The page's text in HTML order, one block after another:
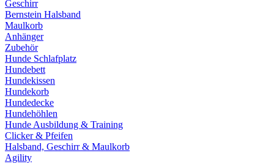
Geschirr
Bernstein Halsband
Maulkorb
Anhänger
Zubehör
Hunde Schlafplatz
Hundebett
Hundekissen
Hundekorb
Hundedecke
Hundehöhlen
Hunde Ausbildung & Training
Clicker & Pfeifen
Halsband, Geschirr & Maulkorb
Agility